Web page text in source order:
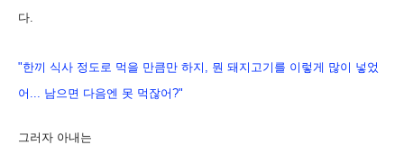
다.
"한끼 식사 정도로 먹을 만큼만 하지, 뭔 돼지고기를 이렇게 많이 넣었
어... 남으면 다음엔 못 먹잖어?"
그러자 아내는